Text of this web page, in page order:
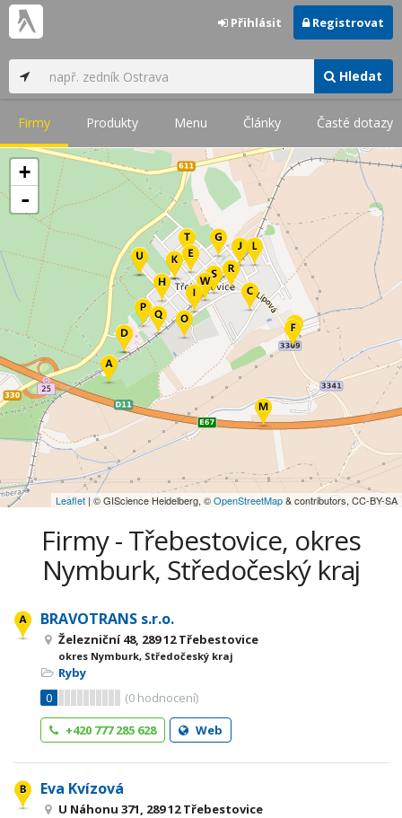
Hledat
Přihlásit Registrovat
Firmy Produkty Menu Články Časté dotazy
+
-
Leaflet | © GIScience Heidelberg, ©OpenStreetMap& contributors, CC-BY-SA
Firmy - Třebestovice, okres
Nymburk, Středočeský kraj
BRAVOTRANS s.r.o.
Železniční 48, 289 12 Třebestovice
okres Nymburk, Středočeský kraj
Ryby
0
(0 hodnocení)
+420 777 285 628
Web
Eva Kvízová
U Náhonu 371, 289 12 Třebestovice